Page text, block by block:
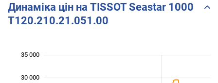
Динаміка цін на TISSOT Seastar 1000
T120.210.21.051.00
30 000
35 000